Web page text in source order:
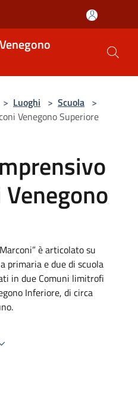
> Luoghi > Scuola >
Venegono Superiore
è articolato su
primaria e due di scuola
in due Comuni limitrofi
Inferiore, di circa